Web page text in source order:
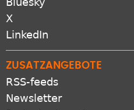
X
LinkedIn
RSS-feeds
Newsletter
Protestantomat